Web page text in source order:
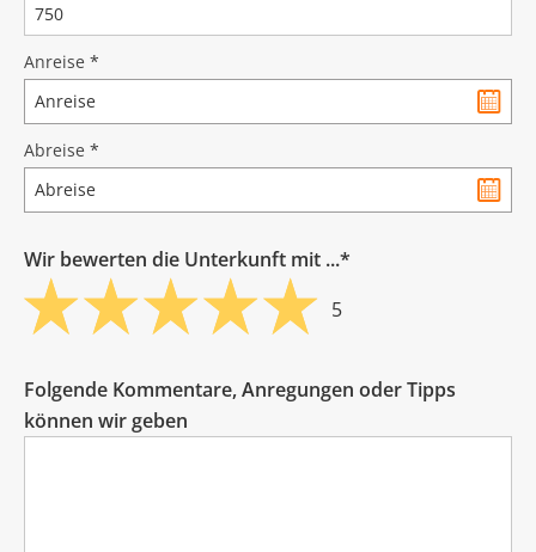
Anreise *
Abreise *
Wir bewerten die Unterkunft mit ...*
5
Folgende Kommentare, Anregungen oder Tipps
können wir geben